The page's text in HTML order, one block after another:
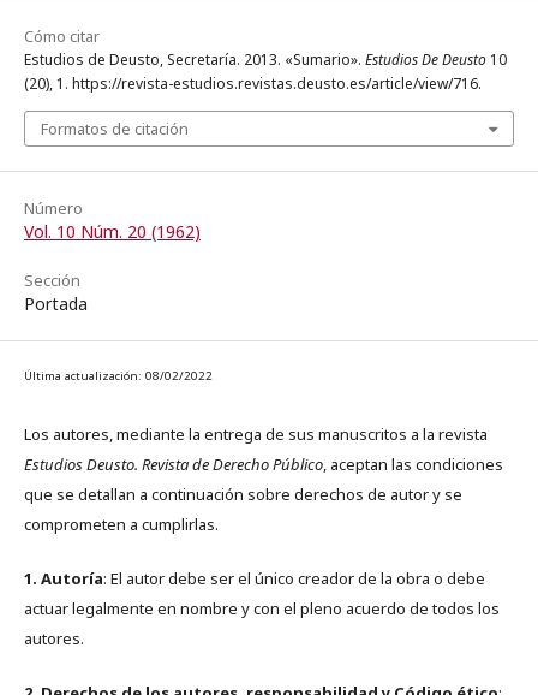
Cómo citar
Estudios de Deusto, Secretaría. 2013. «Sumario». Estudios De Deusto 10
(20), 1. https://revista-estudios.revistas.deusto.es/article/view/716.
Formatos de citación
Número
Vol. 10 Núm. 20 (1962)
Sección
Portada
Última actualización: 08/02/2022
Los autores, mediante la entrega de sus manuscritos a la revista
Estudios Deusto. Revista de Derecho Público, aceptan las condiciones
que se detallan a continuación sobre derechos de autor y se
comprometen a cumplirlas.
1. Autoría: El autor debe ser el único creador de la obra o debe
actuar legalmente en nombre y con el pleno acuerdo de todos los
autores.